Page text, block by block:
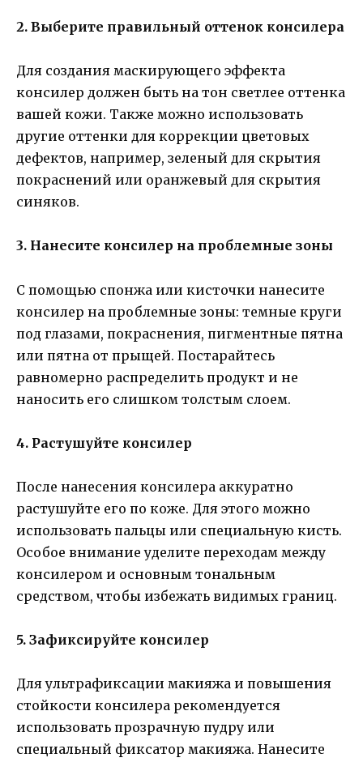
2. Выберите правильный оттенок консилера
Для создания маскирующего эффекта
консилер должен быть на тон светлее оттенка
вашей кожи. Также можно использовать
другие оттенки для коррекции цветовых
дефектов, например, зеленый для скрытия
покраснений или оранжевый для скрытия
синяков.
3. Нанесите консилер на проблемные зоны
С помощью спонжа или кисточки нанесите
консилер на проблемные зоны: темные круги
под глазами, покраснения, пигментные пятна
или пятна от прыщей. Постарайтесь
равномерно распределить продукт и не
наносить его слишком толстым слоем.
4. Растушуйте консилер
После нанесения консилера аккуратно
растушуйте его по коже. Для этого можно
использовать пальцы или специальную кисть.
Особое внимание уделите переходам между
консилером и основным тональным
средством, чтобы избежать видимых границ.
5. Зафиксируйте консилер
Для ультрафиксации макияжа и повышения
стойкости консилера рекомендуется
использовать прозрачную пудру или
специальный фиксатор макияжа. Нанесите